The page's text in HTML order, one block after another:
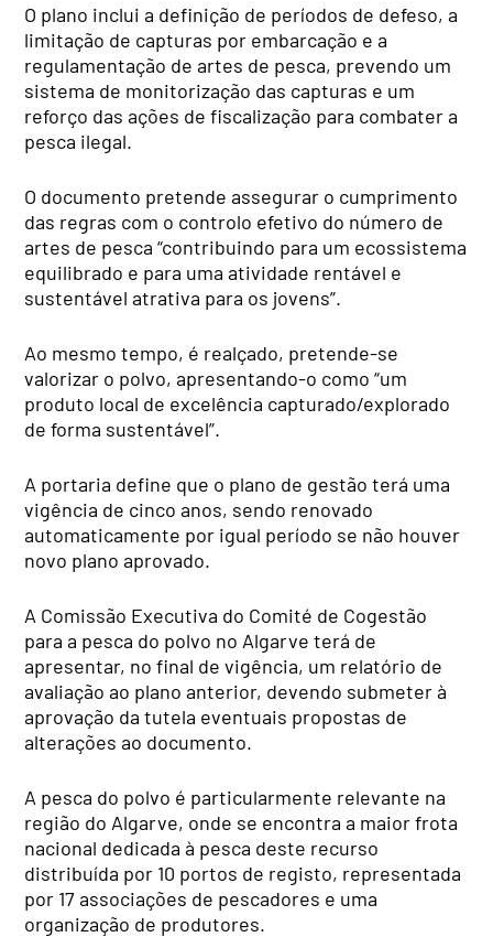
O plano inclui a definição de períodos de defeso, a
limitação de capturas por embarcação e a
regulamentação de artes de pesca, prevendo um
sistema de monitorização das capturas e um
reforço das ações de fiscalização para combater a
pesca ilegal.
O documento pretende assegurar o cumprimento
das regras com o controlo efetivo do número de
artes de pesca “contribuindo para um ecossistema
equilibrado e para uma atividade rentável e
sustentável atrativa para os jovens”.
Ao mesmo tempo, é realçado, pretende-se
valorizar o polvo, apresentando-o como “um
produto local de excelência capturado/explorado
de forma sustentável”.
A portaria define que o plano de gestão terá uma
vigência de cinco anos, sendo renovado
automaticamente por igual período se não houver
novo plano aprovado.
A Comissão Executiva do Comité de Cogestão
para a pesca do polvo no Algarve terá de
apresentar, no final de vigência, um relatório de
avaliação ao plano anterior, devendo submeter à
aprovação da tutela eventuais propostas de
alterações ao documento.
A pesca do polvo é particularmente relevante na
região do Algarve, onde se encontra a maior frota
nacional dedicada à pesca deste recurso
distribuída por 10 portos de registo, representada
por 17 associações de pescadores e uma
organização de produtores.